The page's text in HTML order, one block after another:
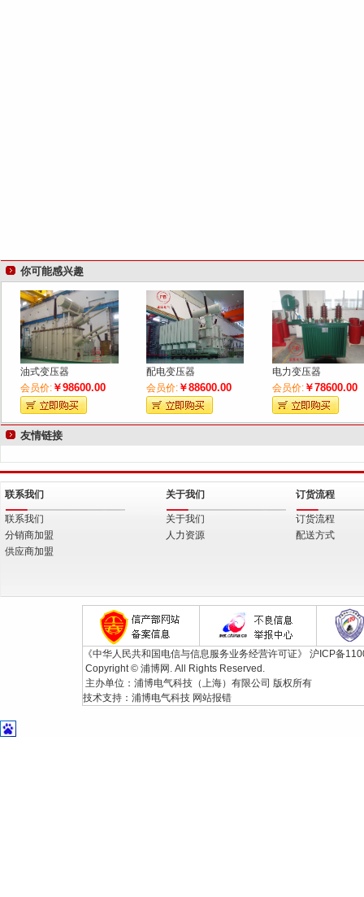
你可能感兴趣
油式变压器
会员价:￥98600.00
配电变压器
会员价:￥88600.00
电力变压器
会员价: ￥78600.00
友情链接
联系我们
联系我们
分销商加盟
供应商加盟
关于我们
关于我们
人力资源
订货流程
订货流程
配送方式
《中华人民共和国电信与信息服务业务经营许可证》 沪ICP备
Copyright © 浦博网. All Rights Reserved.
主办单位：浦博电气科技（上海）有限公司 版权所有
技术支持： 浦博电气科技 网站报错